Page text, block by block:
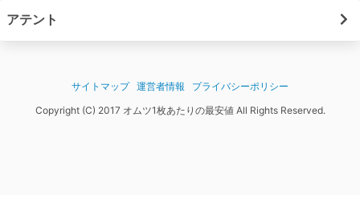
アテント
サイトマップ 運営者情報
プライバシーポリシー
Copyright (C) 2017 オムツ1枚あたりの最安値 All Rights Reserved.